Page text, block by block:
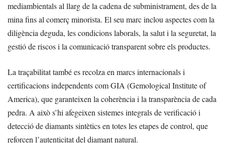
mediambientals al llarg de la cadena de subministrament, des de la
mina fins al comerç minorista. El seu marc inclou aspectes com la
diligència deguda, les condicions laborals, la salut i la seguretat, la
gestió de riscos i la comunicació transparent sobre els productes.
La traçabilitat també es recolza en marcs internacionals i
certificacions independents com GIA (Gemological Institute of
America), que garanteixen la coherència i la transparència de cada
pedra. A això s’hi afegeixen sistemes integrals de verificació i
detecció de diamants sintètics en totes les etapes de control, que
reforcen l’autenticitat del diamant natural.